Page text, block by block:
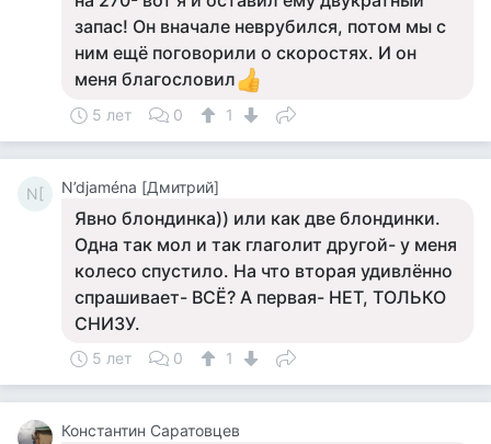
запас! Он вначале неврубился, потом мы с
ним ещё поговорили о скоростях. И он
меня благословил
5 лет 0 1
N[ N’djaména [Дмитрий]
Явно блондинка)) или как две блондинки.
Одна так мол и так глаголит другой- у меня
колесо спустило. На что вторая удивлённо
спрашивает- ВСЁ? А первая- НЕТ, ТОЛЬКО
СНИЗУ.
5 лет 0 1
Константин Саратовцев